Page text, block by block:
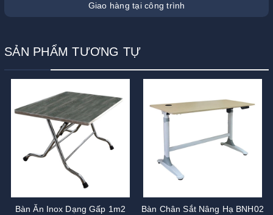
Giao hàng tại công trình
SẢN PHẨM TƯƠNG TỰ
Bàn Ăn Inox Dạng Gấp 1m2
Bàn Chân Sắt Nâng Hạ BNH02